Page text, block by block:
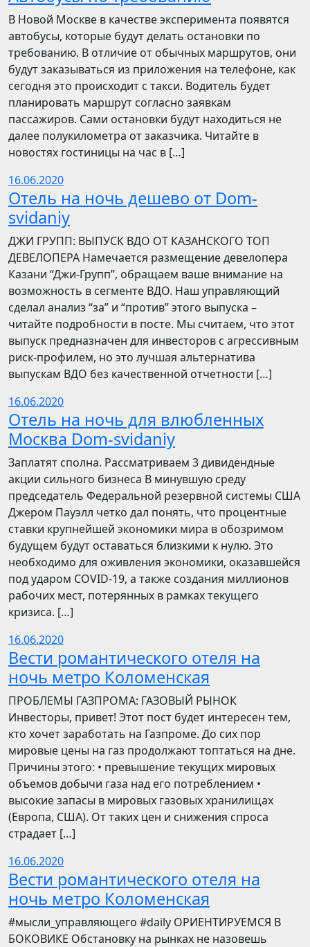
В Новой Москве в качестве эксперимента появятся
автобусы, которые будут делать остановки по
требованию. В отличие от обычных маршрутов, они
будут заказываться из приложения на телефоне, как
сегодня это происходит с такси. Водитель будет
планировать маршрут согласно заявкам
пассажиров. Сами остановки будут находиться не
далее полукилометра от заказчика. Читайте в
новостях гостиницы на час в […]
16.06.2020
Отель на ночь дешево от Dom-
svidaniy
​​ДЖИ ГРУПП: ВЫПУСК ВДО ОТ КАЗАНСКОГО ТОП
ДЕВЕЛОПЕРА Намечается размещение девелопера
Казани “Джи-Групп”, обращаем ваше внимание на
возможность в сегменте ВДО. Наш управляющий
сделал анализ “за” и “против” этого выпуска –
читайте подробности в посте. Мы считаем, что этот
выпуск предназначен для инвесторов с агрессивным
риск-профилем, но это лучшая альтернатива
выпускам ВДО без качественной отчетности […]
16.06.2020
Отель на ночь для влюбленных
Москва Dom-svidaniy
Заплатят сполна. Рассматриваем 3 дивидендные
акции сильного бизнеса В минувшую среду
председатель Федеральной резервной системы США
Джером Пауэлл четко дал понять, что процентные
ставки крупнейшей экономики мира в обозримом
будущем будут оставаться близкими к нулю. Это
необходимо для оживления экономики, оказавшейся
под ударом COVID-19, а также создания миллионов
рабочих мест, потерянных в рамках текущего
кризиса. […]
16.06.2020
Вести романтического отеля на
ночь метро Коломенская
ПРОБЛЕМЫ ГАЗПРОМА: ГАЗОВЫЙ РЫНОК
Инвесторы, привет! Этот пост будет интересен тем,
кто хочет заработать на Газпроме. До сих пор
мировые цены на газ продолжают топтаться на дне.
Причины этого: • превышение текущих мировых
объемов добычи газа над его потреблением •
высокие запасы в мировых газовых хранилищах
(Европа, США). От таких цен и снижения спроса
страдает […]
16.06.2020
Вести романтического отеля на
ночь метро Коломенская
​​#мысли_управляющего #daily ОРИЕНТИРУЕМСЯ В
БОКОВИКЕ Обстановку на рынках не назовешь